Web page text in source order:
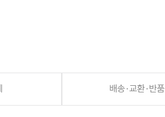
배송·교환·반품